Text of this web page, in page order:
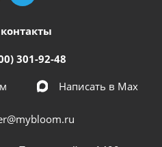
301-92-48
Написать в Мах